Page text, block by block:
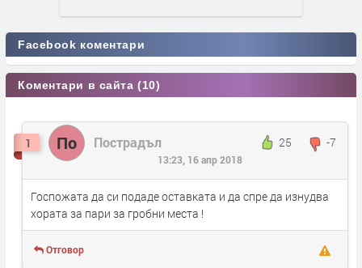
Facebook коментари
Коментари в сайта (10)
1 По Пострадъл 25 -7
13:23, 16 апр 2018
Госпожата да си подаде оставката и да спре да изнудва
хората за пари за гробни места !
Отговор